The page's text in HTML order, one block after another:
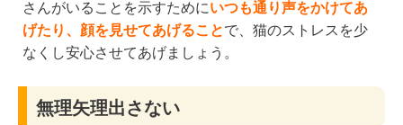
さんがいることを示すためにいつも通り声をかけてあ
げたり、顔を見せてあげることで、猫のストレスを少
なくし安心させてあげましょう。
無理矢理出さない